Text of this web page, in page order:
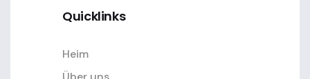
Quicklinks
Heim